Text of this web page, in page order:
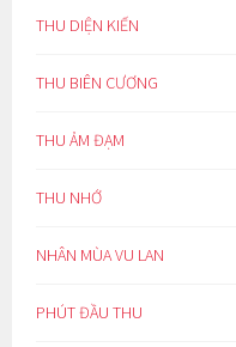
THU DIỆN KIẾN
THU BIÊN CƯƠNG
THU ẢM ĐẠM
THU NHỚ
NHÂN MÙA VU LAN
PHÚT ĐẦU THU